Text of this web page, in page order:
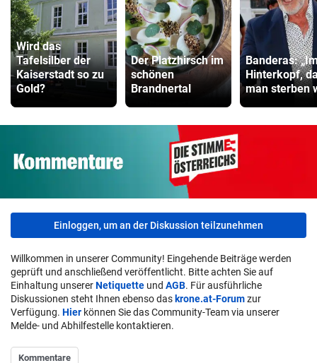
Wird das
Tafelsilber der
Kaiserstadt so zu
Gold?
Der Platzhirsch im
schönen
Brandnertal
Banderas:
Hinterkopf,
man sterben
Einloggen, um an der Diskussion teilzunehmen
Willkommen in unserer Community! Eingehende Beiträge werden
geprüft und anschließend veröffentlicht. Bitte achten Sie auf
Einhaltung unsererNetiquette und AGB. Für ausführliche
Diskussionen steht Ihnen ebenso das krone.at-Forumzur
Verfügung. Hier können Sie das Community-Team via unserer
Melde- und Abhilfestelle kontaktieren.